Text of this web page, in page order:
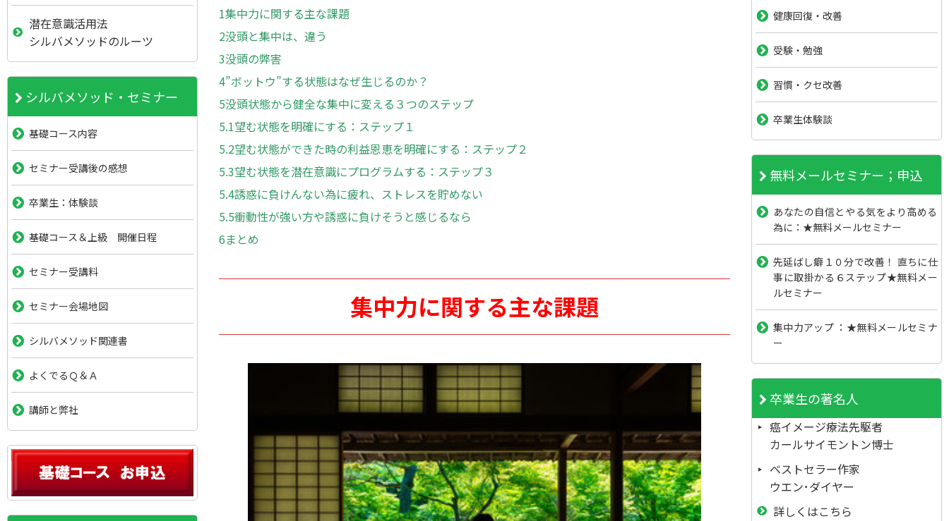
1集中力に関する主な課題
2没頭と集中は、違う
3没頭の弊害
4”ボットウ”する状態はなぜ生じるのか？
5没頭状態から健全な集中に変える３つのステップ
5.1望む状態を明確にする：ステップ１
5.2望む状態ができた時の利益恩恵を明確にする：ステップ２
5.3望む状態を潜在意識にプログラムする：ステップ３
5.4誘惑に負けんない為に疲れ、ストレスを貯めない
5.5衝動性が強い方や誘惑に負けそうと感じるなら
6まとめ
集中力に関する主な課題
潜在意識活用法
シルバメソッドのルーツ
シルバメソッド・セミナー
基礎コース内容
セミナー受講後の感想
卒業生：体験談
基礎コース＆上級 開催日程
セミナー受講料
セミナー会場地図
シルバメソッド関連書
よくでるＱ＆Ａ
講師と弊社
健康回復・改善
受験・勉強
習慣・クセ改善
卒業生体験談
無料メールセミナー；申込
あなたの自信とやる気をより高める
為に：★無料メールセミナー
先延ばし癖１０分で改善！ 直ちに仕
事に取掛かる６ステップ★無料メー
ルセミナー
集中力アップ ：★無料メールセミナ
ー
卒業生の著名人
癌イメージ療法先駆者
カールサイモントン博士
ベストセラー作家
ウエン･ダイヤー
詳しくはこちら